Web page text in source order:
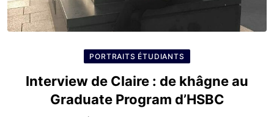
PORTRAITS ÉTUDIANTS
Interview de Claire : de khâgne au
Graduate Program d’HSBC